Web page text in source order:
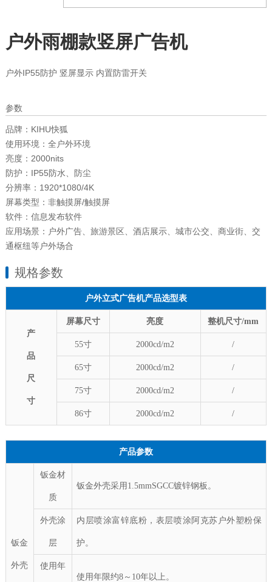
户外雨棚款竖屏广告机
户外IP55防护 竖屏显示 内置防雷开关
参数
品牌： KIHU快狐
使用环境： 全户外环境
亮度： 2000nits
防护： IP55防水、防尘
分辨率： 1920*1080/4K
屏幕类型： 非触摸屏/触摸屏
软件： 信息发布软件
应用场景： 户外广告、旅游景区、酒店展示、城市公交、商业街、交
通枢纽等户外场合
规格参数
户外立式广告机产品选型表
产
品
尺
寸
屏幕尺寸 亮度 整机尺寸/mm
55寸 2000cd/m2 /
65寸 2000cd/m2 /
75寸 2000cd/m2 /
86寸 2000cd/m2 /
产品参数
钣金
外壳
钣金材
质
钣金外壳采用1.5mmSGCC镀锌钢板。
外壳涂
层
内层喷涂富锌底粉，表层喷涂阿克苏户外塑粉保
护。
使用年
使用年限约8～ 10年以上。